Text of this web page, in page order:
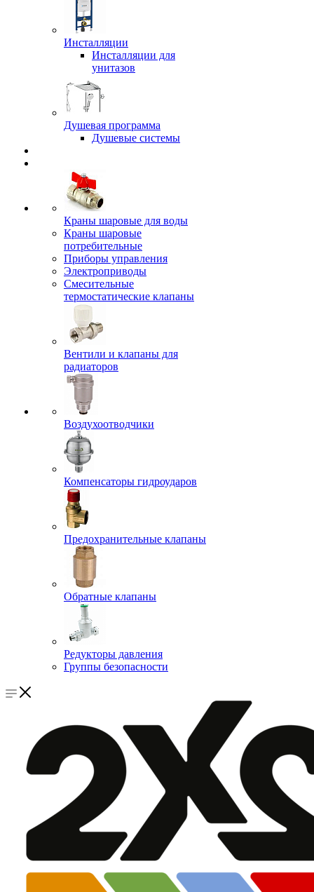
Инсталляции
Инсталляции для
унитазов
Душевая программа
Душевые системы
Краны шаровые для воды
Краны шаровые
потребительные
Приборы управления
Электроприводы
Смесительные
термостатические клапаны
Вентили и клапаны для
радиаторов
Воздухоотводчики
Компенсаторы гидроударов
Предохранительные клапаны
Обратные клапаны
Редукторы давления
Группы безопасности